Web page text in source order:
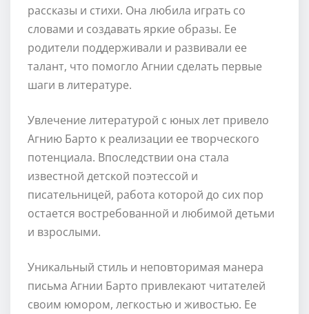
рассказы и стихи. Она любила играть со
словами и создавать яркие образы. Ее
родители поддерживали и развивали ее
талант, что помогло Агнии сделать первые
шаги в литературе.
Увлечение литературой с юных лет привело
Агнию Барто к реализации ее творческого
потенциала. Впоследствии она стала
известной детской поэтессой и
писательницей, работа которой до сих пор
остается востребованной и любимой детьми
и взрослыми.
Уникальный стиль и неповторимая манера
письма Агнии Барто привлекают читателей
своим юмором, легкостью и живостью. Ее